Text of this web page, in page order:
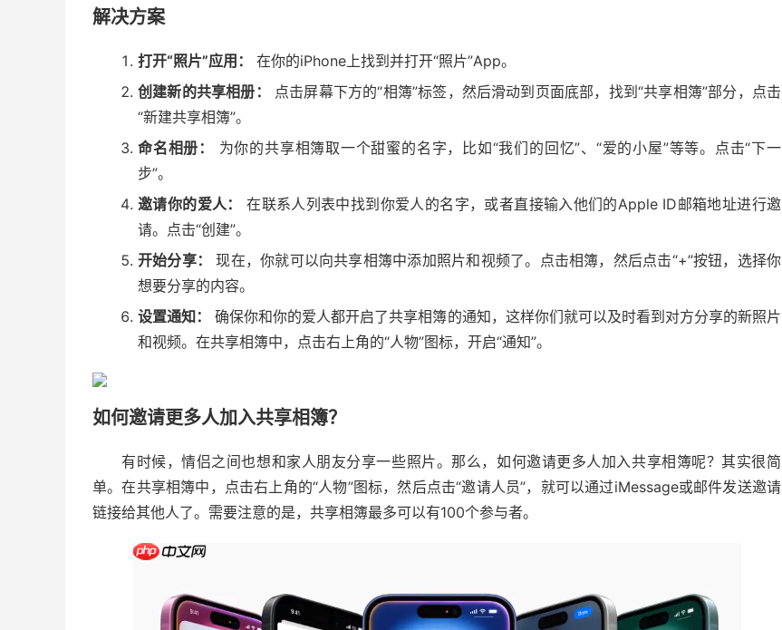
解决方案
打开“照片”应用：
在你的iPhone上找到并打开“照片”App。
创建新的共享相册：
点击屏幕下方的“相簿”标签，然后滑动到页面底部，找到“共享相簿”部分，点击
“新建共享相簿”。
命名相册：
为你的共享相簿取一个甜蜜的名字，比如“我们的回忆”、“爱的小屋”等等。点击“下一
步”。
邀请你的爱人：
在联系人列表中找到你爱人的名字，或者直接输入他们的Apple ID邮箱地址进行邀
请。点击“创建”。
开始分享：
现在，你就可以向共享相簿中添加照片和视频了。点击相簿，然后点击“+”按钮，选择你
想要分享的内容。
设置通知：
确保你和你的爱人都开启了共享相簿的通知，这样你们就可以及时看到对方分享的新照片
和视频。在共享相簿中，点击右上角的“人物”图标，开启“通知”。
如何邀请更多人加入共享相簿？
有时候，情侣之间也想和家人朋友分享一些照片。那么，如何邀请更多人加入共享相簿呢？其实很简
单。在共享相簿中，点击右上角的“人物”图标，然后点击“邀请人员”，就可以通过iMessage或邮件发送邀请
链接给其他人了。需要注意的是，共享相簿最多可以有100个参与者。